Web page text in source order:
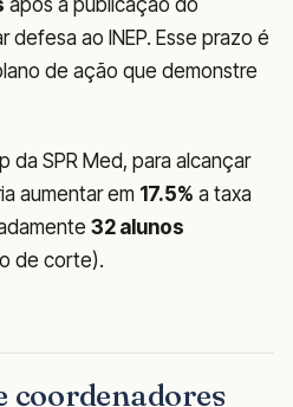
defesa ao INEP. Esse prazo é
de ação que demonstre
da SPR Med, para alcançar
aumentar em 17.5% a taxa
32 alunos
de corte).
coordenadores